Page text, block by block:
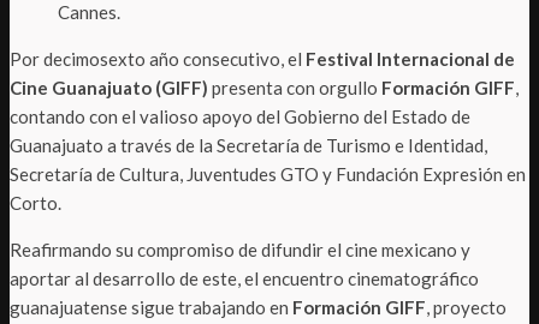
Cannes.
Por decimosexto año consecutivo, el Festival Internacional de
Cine Guanajuato (GIFF) presenta con orgullo Formación GIFF,
contando con el valioso apoyo del Gobierno del Estado de
Guanajuato a través de la Secretaría de Turismo e Identidad,
Secretaría de Cultura, Juventudes GTO y Fundación Expresión en
Corto.
Reafirmando su compromiso de difundir el cine mexicano y
aportar al desarrollo de este, el encuentro cinematográfico
guanajuatense sigue trabajando en Formación GIFF, proyecto